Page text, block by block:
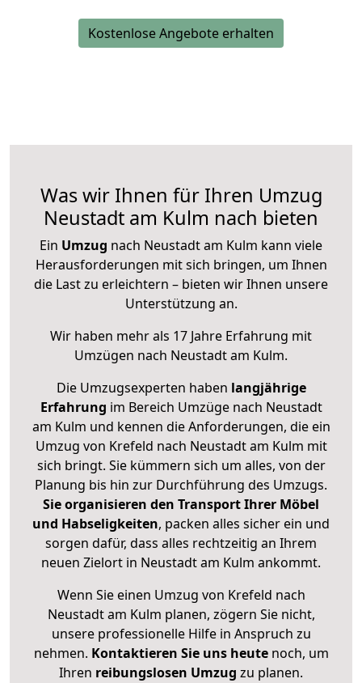
Kostenlose Angebote erhalten
Was wir Ihnen für Ihren Umzug
Neustadt am Kulm nach bieten
Ein Umzug nach Neustadt am Kulm kann viele
Herausforderungen mit sich bringen, um Ihnen
die Last zu erleichtern – bieten wir Ihnen unsere
Unterstützung an.
Wir haben mehr als 17 Jahre Erfahrung mit
Umzügen nach Neustadt am Kulm.
Die Umzugsexperten haben langjährige
Erfahrung im Bereich Umzüge nach Neustadt
am Kulm und kennen die Anforderungen, die ein
Umzug von Krefeld nach Neustadt am Kulm mit
sich bringt. Sie kümmern sich um alles, von der
Planung bis hin zur Durchführung des Umzugs.
Sie organisieren den Transport Ihrer Möbel
und Habseligkeiten, packen alles sicher ein und
sorgen dafür, dass alles rechtzeitig an Ihrem
neuen Zielort in Neustadt am Kulm ankommt.
Wenn Sie einen Umzug von Krefeld nach
Neustadt am Kulm planen, zögern Sie nicht,
unsere professionelle Hilfe in Anspruch zu
nehmen. Kontaktieren Sie uns heutenoch, um
Ihren reibungslosen Umzug zu planen.